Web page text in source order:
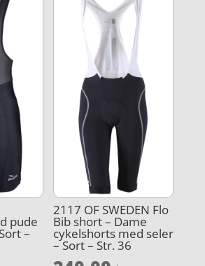
pude
–
2117 OF SWEDEN Flo
Bib short – Dame
cykelshorts med seler
– Sort – Str. 36